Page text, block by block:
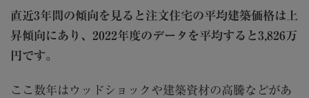
直近3年間の傾向を見ると注文住宅の平均建築価格は上
昇傾向にあり、2022年度のデータを平均すると3,826万
円です。
ここ数年はウッドショックや建築資材の高騰などがあ